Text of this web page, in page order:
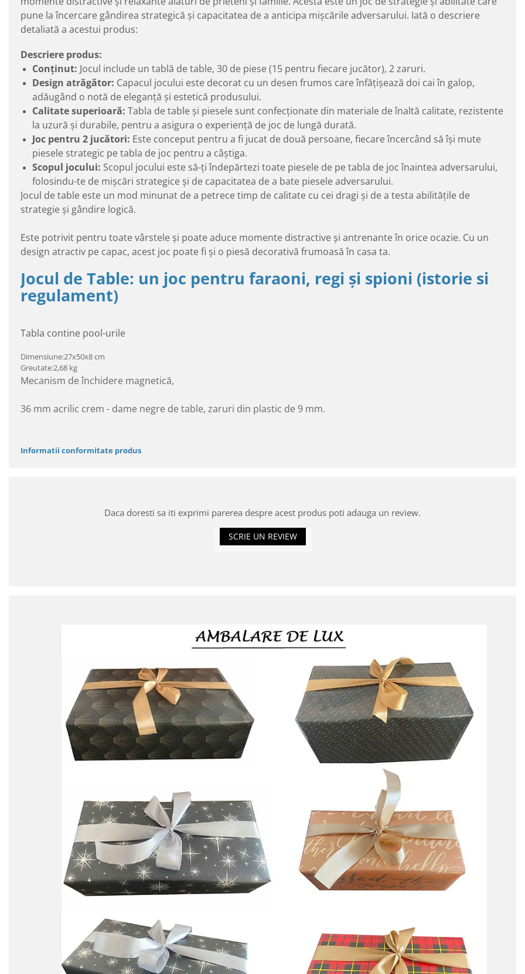
pune la încercare gândirea strategică și capacitatea de a anticipa mișcările adversarului. Iată o descriere
detaliată a acestui produs:
Descriere produs:
Conținut: Jocul include un tablă de table, 30 de piese (15 pentru fiecare jucător), 2 zaruri.
Design atrăgător: Capacul jocului este decorat cu un desen frumos care înfățișează doi cai în galop,
adăugând o notă de eleganță și estetică produsului.
Calitate superioară: Tabla de table și piesele sunt confecționate din materiale de înaltă calitate, rezistente
la uzură și durabile, pentru a asigura o experiență de joc de lungă durată.
Joc pentru 2 jucători: Este conceput pentru a fi jucat de două persoane, fiecare încercând să își mute
piesele strategic pe tabla de joc pentru a câștiga.
Scopul jocului: Scopul jocului este să-ți îndepărtezi toate piesele de pe tabla de joc înaintea adversarului,
folosindu-te de mișcări strategice și de capacitatea de a bate piesele adversarului.
Jocul de table este un mod minunat de a petrece timp de calitate cu cei dragi și de a testa abilitățile de
strategie și gândire logică.
Este potrivit pentru toate vârstele și poate aduce momente distractive și antrenante în orice ocazie. Cu un
design atractiv pe capac, acest joc poate fi și o piesă decorativă frumoasă în casa ta.
Jocul de Table: un joc pentru faraoni, regi și spioni (istorie si
regulament)
Tabla contine pool-urile
Dimensiune:27x50x8 cm
Greutate:2,68 kg
Mecanism de închidere magnetică,
36 mm acrilic crem - dame negre de table, zaruri din plastic de 9 mm.
Informatii conformitate produs
Daca doresti sa iti exprimi parerea despre acest produs poti adauga un review.
SCRIE UN REVIEW